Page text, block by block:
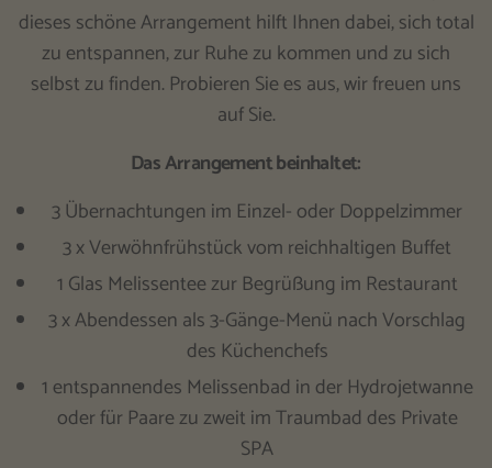
dieses schöne Arrangement hilft Ihnen dabei, sich total
zu entspannen, zur Ruhe zu kommen und zu sich
selbst zu finden. Probieren Sie es aus, wir freuen uns
auf Sie.
Das Arrangement beinhaltet:
3 Übernachtungen im Einzel- oder Doppelzimmer
3 x Verwöhnfrühstück vom reichhaltigen Buffet
1 Glas Melissentee zur Begrüßung im Restaurant
3 x Abendessen als 3-Gänge-Menü nach Vorschlag
des Küchenchefs
1 entspannendes Melissenbad in der Hydrojetwanne
oder für Paare zu zweit im Traumbad des Private
SPA